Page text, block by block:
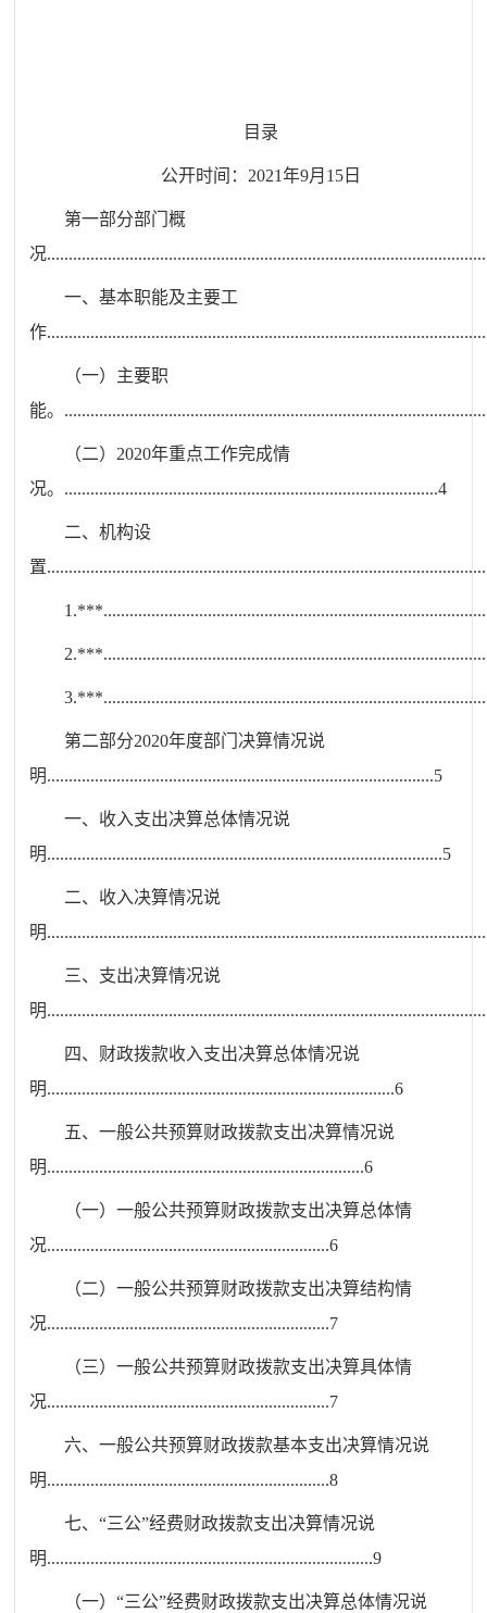
目录
公开时间： 2021年9月 15日
第一部分部门概
况
一、基本职能及主要工
作
（一）主要职
能。
（二） 2020年重点工作完成情
况。 ......................................................................................4
二、机构设
置
1.***
2.***
3.***
第二部分2020年度部门决算情况说
明.........................................................................................5
一、 收入支出决算总体情况说
明...........................................................................................5
二、 收入决算情况说
明
三、 支出决算情况说
明
四、财政拨款收入支出决算总体情况说
明................................................................................6
五、一般公共预算财政拨款支出决算情况说
明.........................................................................6
（一）一般公共预算财政拨款支出决算总体情
况.................................................................6
（二）一般公共预算财政拨款支出决算结构情
况.................................................................7
（三）一般公共预算财政拨款支出决算具体情
况.................................................................7
六、一般公共预算财政拨款基本支出决算情况说
明.................................................................8
七、“三公”经费财政拨款支出决算情况说
明...........................................................................9
（一）“三公”经费财政拨款支出决算总体情况说